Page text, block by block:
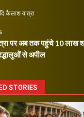
कैलाश यात्रा
पर अब तक पहुंचे 10 लाख
से अपील
STORIES